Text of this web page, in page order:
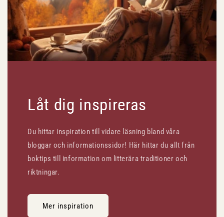
Låt dig inspireras
Du hittar inspiration till vidare läsning bland våra
bloggar och informationssidor! Här hittar du allt från
boktips till information om litterära traditioner och
riktningar.
Mer inspiration